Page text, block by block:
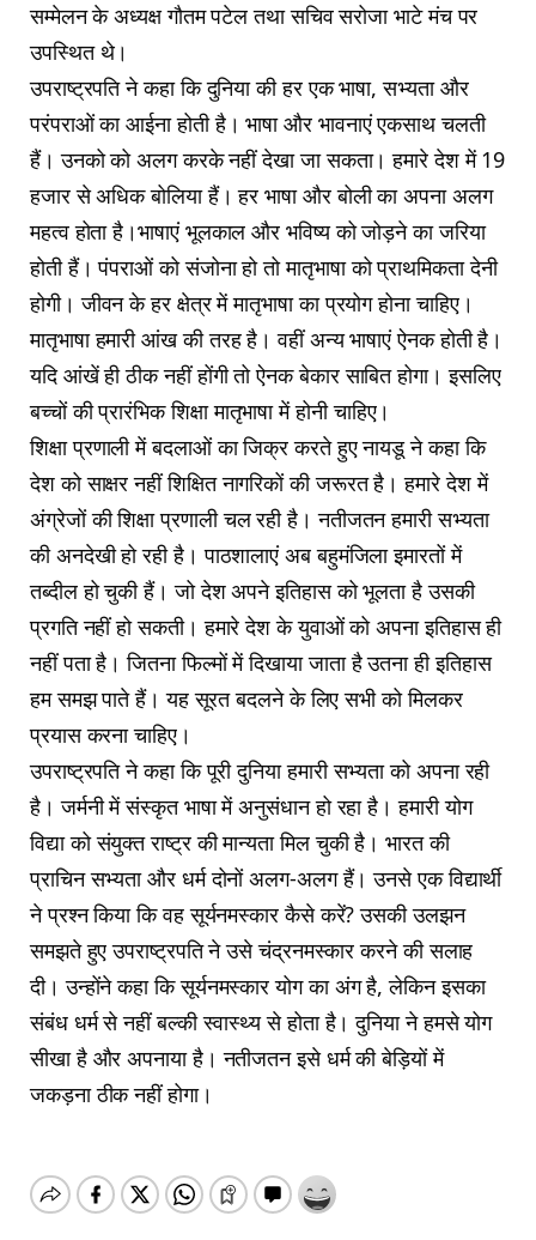
सम्मेलन के अध्यक्ष गौतम पटेल तथा सचिव सरोजा भाटे मंच पर
उपस्थित थे।
उपराष्ट्रपति ने कहा कि दुनिया की हर एक भाषा, सभ्यता और
परंपराओं का आईना होती है। भाषा और भावनाएं एकसाथ चलती
हैं। उनको को अलग करके नहीं देखा जा सकता। हमारे देश में 19
हजार से अधिक बोलिया हैं। हर भाषा और बोली का अपना अलग
महत्व होता है।भाषाएं भूलकाल और भविष्य को जोड़ने का जरिया
होती हैं। पंपराओं को संजोना हो तो मातृभाषा को प्राथमिकता देनी
होगी। जीवन के हर क्षेत्र में मातृभाषा का प्रयोग होना चाहिए।
मातृभाषा हमारी आंख की तरह है। वहीं अन्य भाषाएं ऐनक होती है।
यदि आंखें ही ठीक नहीं होंगी तो ऐनक बेकार साबित होगा। इसलिए
बच्चों की प्रारंभिक शिक्षा मातृभाषा में होनी चाहिए।
शिक्षा प्रणाली में बदलाओं का जिक्र करते हुए नायडू ने कहा कि
देश को साक्षर नहीं शिक्षित नागरिकों की जरूरत है। हमारे देश में
अंग्रेजों की शिक्षा प्रणाली चल रही है। नतीजतन हमारी सभ्यता
की अनदेखी हो रही है। पाठशालाएं अब बहुमंजिला इमारतों में
तब्दील हो चुकी हैं। जो देश अपने इतिहास को भूलता है उसकी
प्रगति नहीं हो सकती। हमारे देश के युवाओं को अपना इतिहास ही
नहीं पता है। जितना फिल्मों में दिखाया जाता है उतना ही इतिहास
हम समझ पाते हैं। यह सूरत बदलने के लिए सभी को मिलकर
प्रयास करना चाहिए।
उपराष्ट्रपति ने कहा कि पूरी दुनिया हमारी सभ्यता को अपना रही
है। जर्मनी में संस्कृत भाषा में अनुसंधान हो रहा है। हमारी योग
विद्या को संयुक्त राष्ट्र की मान्यता मिल चुकी है। भारत की
प्राचिन सभ्यता और धर्म दोनों अलग-अलग हैं। उनसे एक विद्यार्थी
ने प्रश्न किया कि वह सूर्यनमस्कार कैसे करें? उसकी उलझन
समझते हुए उपराष्ट्रपति ने उसे चंद्रनमस्कार करने की सलाह
दी। उन्होंने कहा कि सूर्यनमस्कार योग का अंग है, लेकिन इसका
संबंध धर्म से नहीं बल्की स्वास्थ्य से होता है। दुनिया ने हमसे योग
सीखा है और अपनाया है। नतीजतन इसे धर्म की बेड़ियों में
जकड़ना ठीक नहीं होगा।